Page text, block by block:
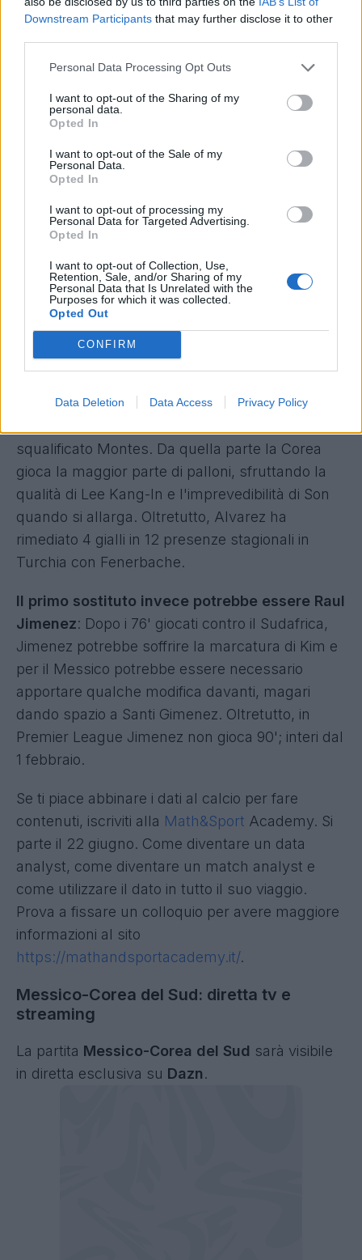
Downstream Participants that may further disclose it to other
Personal Data Processing Opt Outs
I want to opt-out of the Sharing of my
personal data.
Opted In
I want to opt-out of the Sale of my
Personal Data.
Opted In
I want to opt-out of processing my
Personal Data for Targeted Advertising.
Opted In
I want to opt-out of Collection, Use,
Retention, Sale, and/or Sharing of my
Personal Data that Is Unrelated with the
Purposes for which it was collected.
Opted Out
CONFIRM
Data Deletion Data Access Privacy Policy
decisioni sono state le seguenti:
Emanuele Giaccherini : B. Gutierrez
Pierluigi Pardo: R. Jimenez
Marco Russo
Federica Zille: Alvarado
Un altro consiglio per il Fantamondiale arriva da
MathandSportche per questa partita consiglia di
puntare suHeung-Min Son.
Contro la Cechia ha tentato il 40% delle
conclusioni totali della Corea (6/15), con la sua
velocità può essere l'arma in più contro il
Alvarez: potrebbe essere chiamato in causa nel
squalificato Montes. Da quella parte la Corea
gioca la maggior parte di palloni, sfruttando la
qualità di Lee Kang-In e l'imprevedibilità di Son
quando si allarga. Oltretutto, Alvarez ha
rimediato 4 gialli in 12 presenze stagionali in
Turchia con Fenerbache.
Il primo sostituto invece potrebbe essere Raul
Jimenez: Dopo i 76' giocati contro il Sudafrica,
Jimenez potrebbe soffrire la marcatura di Kim e
per il Messico potrebbe essere necessario
apportare qualche modifica davanti, magari
dando spazio a Santi Gimenez. Oltretutto, in
Premier League Jimenez non gioca 90'; interi dal
1 febbraio.
Se ti piace abbinare i dati al calcio per fare
contenuti, iscriviti alla Math&Sport Academy. Si
parte il 22 giugno. Come diventare un data
analyst, come diventare un match analyst e
come utilizzare il dato in tutto il suo viaggio.
Prova a fissare un colloquio per avere maggiore
informazioni al sito
https://mathandsportacademy.it/.
Messico-Corea del Sud: diretta tv e
streaming
La partita Messico-Corea del Sud sarà visibile
in diretta esclusiva su Dazn.